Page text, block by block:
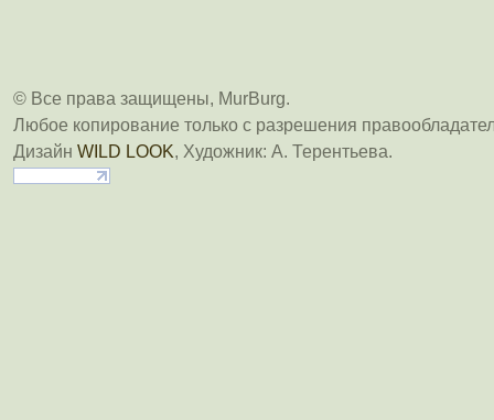
© Все права защищены, MurBurg.
Любое копирование только с разрешения
Дизайн WILD LOOK, Художник: А. Терентьева.